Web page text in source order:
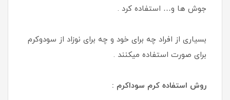
جوش ها و… استفاده کرد .
بسیاری از افراد چه برای خود و چه برای نوزاد از سودوکرم
برای صورت استفاده میکنند .
روش استفاده کرم سوداکرم :